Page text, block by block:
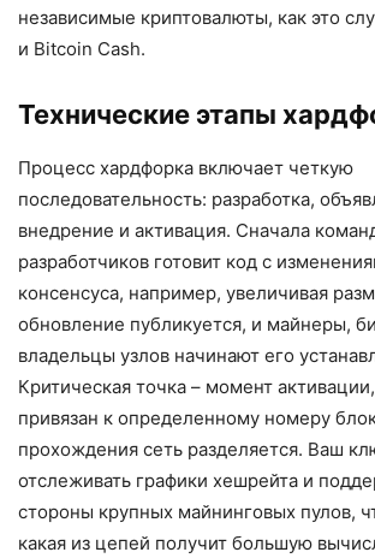
независимые криптовалюты, как это
и Bitcoin Cash.
Технические этапы
Процесс хардфорка включает четкую
последовательность: разработка,
внедрение и активация. Сначала
разработчиков готовит код с
консенсуса, например, увеличивая
обновление публикуется, и майнеры,
владельцы узлов начинают его
Критическая точка – момент
привязан к определенному номеру
прохождения сеть разделяется. Ваш
отслеживать графики хешрейта и
стороны крупных майнинговых пулов,
какая из цепей получит большую